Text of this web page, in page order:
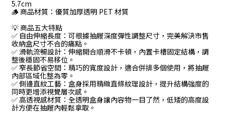
5.7cm
🪵 商品材質：優質加厚透明 PET 材質
💡 商品五大特點
✅ 自由伸縮長度：可根據抽屜深度彈性調整尺寸，完美解決市售
收納盒尺寸不合的痛點。
✅ 滑軌流暢設計：伸縮開合順滑不卡頓，內置卡槽固定結構，調
整後穩固不易移位。
✅ 窄長節省空間：精巧的寬度設計，適合併排多個使用，將抽屜
內部區域化整為零。
✅ 側邊直紋工藝：盒身採用精緻直條紋理設計，提升結構強度的
同時更增添視覺層次感。
✅ 高透視感材質：全透明盒身讓內容物一目了然，低矮的高度設
計方便在抽屜內輕鬆拿取。